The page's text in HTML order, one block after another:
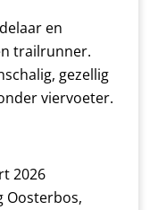
en
trailrunner.
gezellig
viervoeter.
2026
Oosterbos,